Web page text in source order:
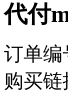
代付
订单编
购买链